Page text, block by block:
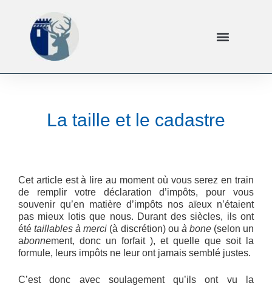
La taille et le cadastre
Cet article est à lire au moment où vous serez en train
de remplir votre déclaration d’impôts, pour vous
souvenir qu’en matière d’impôts nos aïeux n’étaient
pas mieux lotis que nous. Durant des siècles, ils ont
ététaillables à merci (à discrétion) ou à bone (selon un
abonnement, donc un forfait ), et quelle que soit la
formule, leurs impôts ne leur ont jamais semblé justes.
C’est donc avec soulagement qu’ils ont vu la